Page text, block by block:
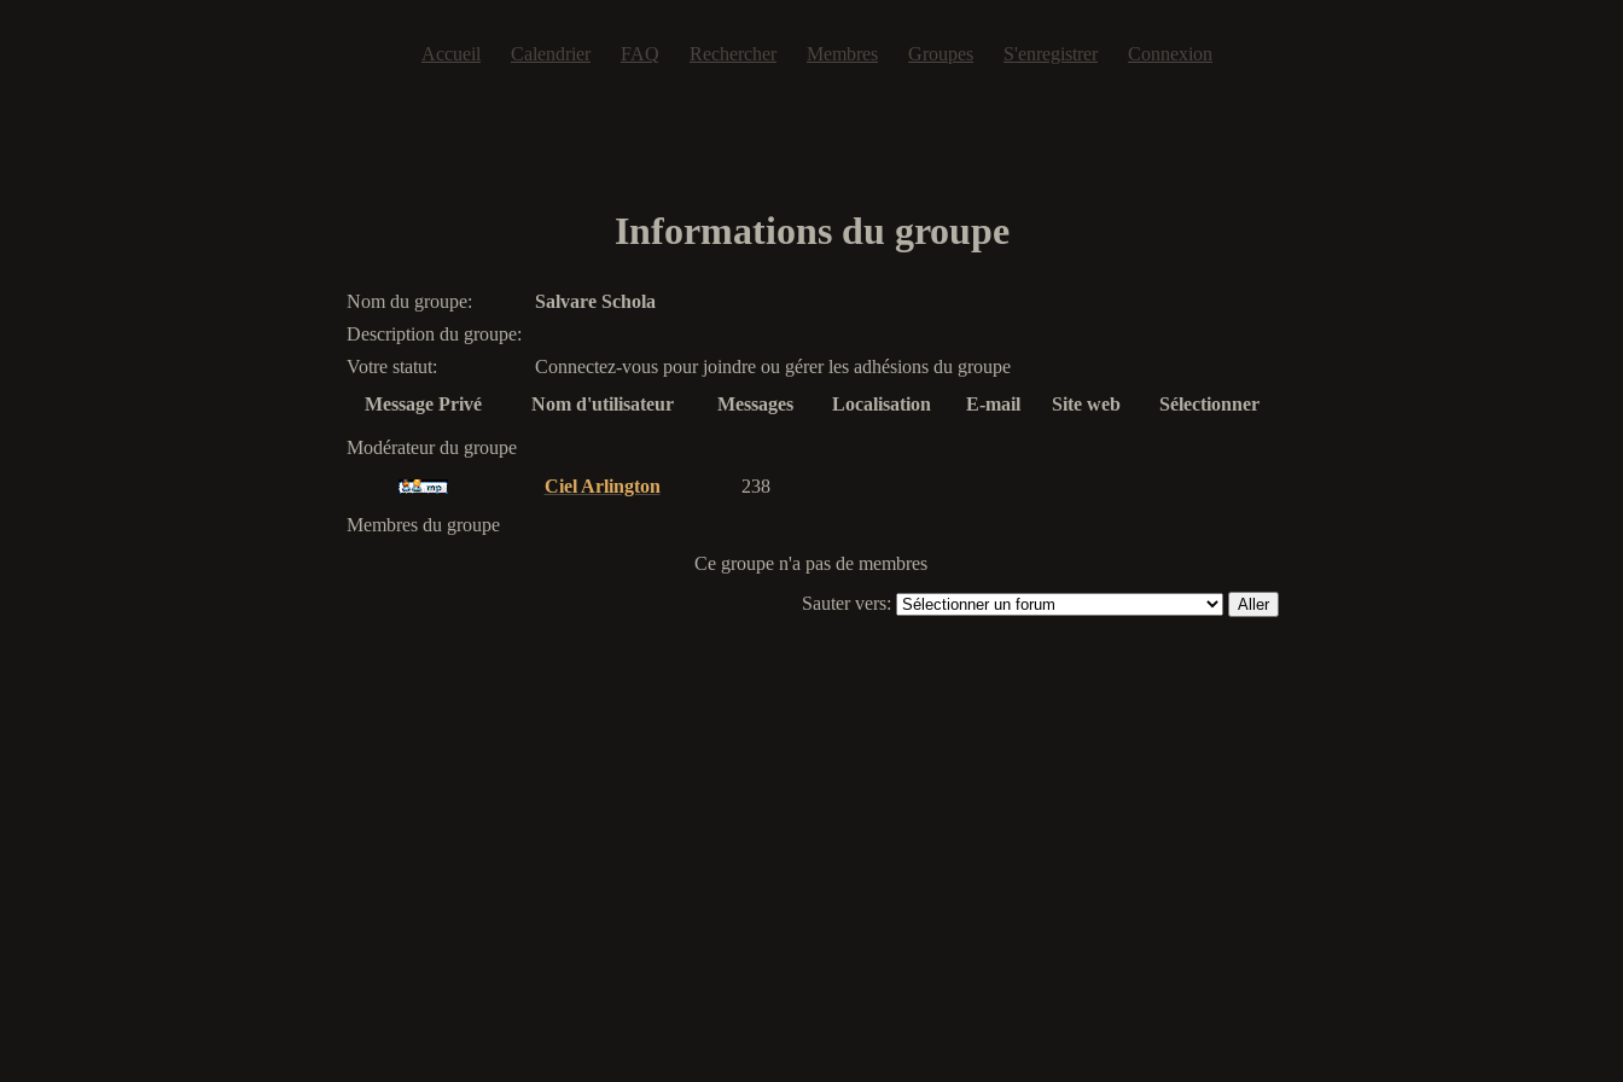
Accueil Calendrier FAQ Rechercher Membres Groupes S'enregistrer Connexion
Informations du groupe
Nom du groupe:
Salvare Schola
Description du groupe:
Votre statut:
Connectez-vous pour joindre ou gérer les adhésions du groupe
Message Privé
Nom d'utilisateur Messages Localisation E-mail Site web Sélectionner
Modérateur du groupe
Ciel Arlington
238
Membres du groupe
Ce groupe n'a pas de membres
Sauter vers: